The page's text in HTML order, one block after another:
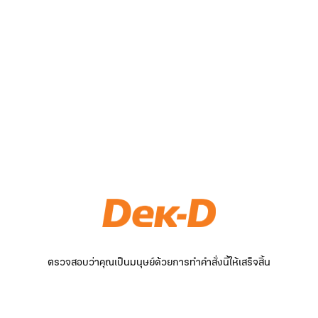
ตรวจสอบว่าคุณเป็นมนุษย์ด้วยการทำคำสั่งนี้ให้เสร็จสิ้น